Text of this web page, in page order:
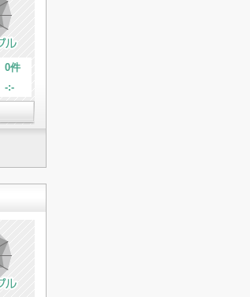
0件
-:-